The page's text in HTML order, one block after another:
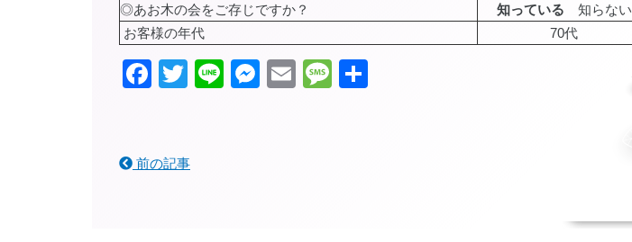
◎あお木の会をご存じですか？
知っている 知らない
お客様の年代
70代
Facebook
Twitter
LineMessenger
EmailMessage
前の記事